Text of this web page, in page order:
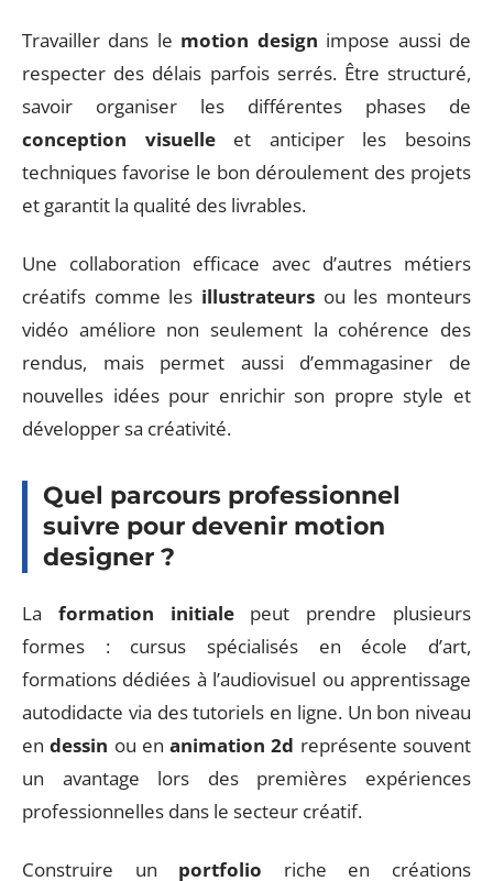
Travailler dans le motion design impose aussi de
respecter des délais parfois serrés. Être structuré,
savoir organiser les différentes phases de
conception visuelleet anticiper les besoins
techniques favorise le bon déroulement des projets
et garantit la qualité des livrables.
Une collaboration efficace avec d’autres métiers
créatifs comme les illustrateurs ou les monteurs
vidéo améliore non seulement la cohérence des
rendus, mais permet aussi d’emmagasiner de
nouvelles idées pour enrichir son propre style et
développer sa créativité.
Quel parcours professionnel
suivre pour devenir motion
designer ?
La formation initialepeut prendre plusieurs
formes : cursus spécialisés en école d’art,
formations dédiées à l’audiovisuel ou apprentissage
autodidacte via des tutoriels en ligne. Un bon niveau
endessin ou enanimation 2d représente souvent
un avantage lors des premières expériences
professionnelles dans le secteur créatif.
Construire un portfolio riche en créations